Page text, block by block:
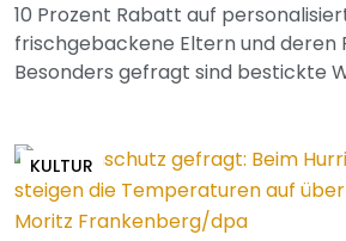
10 Prozent Rabatt auf
frischgebackene Eltern und deren
Besonders gefragt sind bestickte
KULTUR